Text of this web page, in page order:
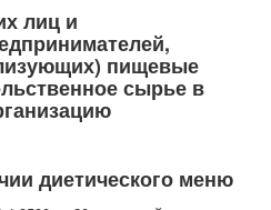
лиц и
пищевые
сырье в
диетического меню